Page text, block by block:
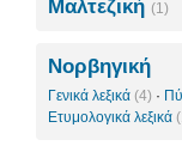
Μαλτεζική (1)
Νορβηγική
Γενικά λεξικά (4) ·
Ετυμολογικά λεξικά